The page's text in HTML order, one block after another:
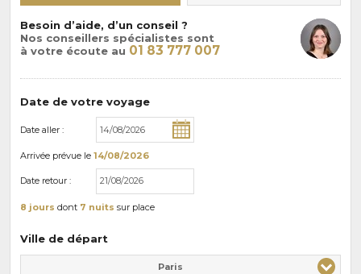
Besoin d’aide, d’un conseil ?
Nos conseillers spécialistes sont
à votre écoute au 01 83 777 007
Date de votre voyage
Date aller :
Arrivée prévue le 14/08/2026
Date retour :
8 jours dont 7 nuits sur place
Ville de départ
Paris